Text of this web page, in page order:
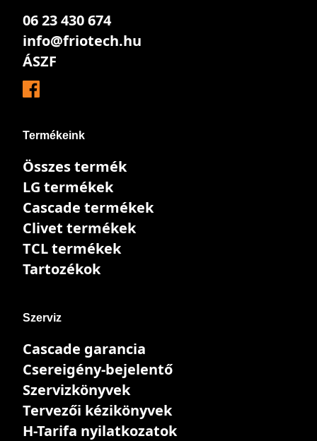
06 23 430 674
info@friotech.hu
ÁSZF
Termékeink
Összes termék
LG termékek
Cascade termékek
Clivet termékek
TCL termékek
Tartozékok
Szerviz
Cascade garancia
Csereigény-bejelentő
Szervizkönyvek
Tervezői kézikönyvek
H-Tarifa nyilatkozatok